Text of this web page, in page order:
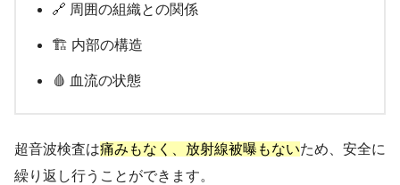
🔗 周囲の組織との関係
🏗️ 内部の構造
🩸 血流の状態
超音波検査は痛みもなく、放射線被曝もないため、安全に
繰り返し行うことができます。